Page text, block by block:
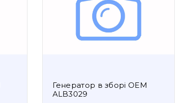
Генератор в зборі OEM
ALB3029